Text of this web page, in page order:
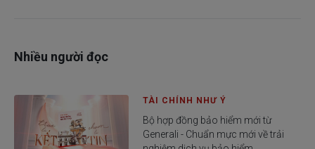
Nhiều người đọc
TÀI CHÍNH NHƯ Ý
Bộ hợp đồng bảo hiểm mới từ
Generali - Chuẩn mực mới về trải